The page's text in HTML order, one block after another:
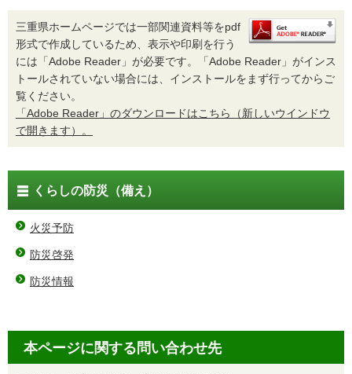
三重県ホームページでは一部関連資料等をpdf
形式で作成しているため、表示や印刷を行う
には「Adobe Reader」が必要です。「Adobe Reader」がインス
トールされていない場合には、インストールをまず行ってからご
覧ください。
「Adobe Reader」のダウンロードはこちら（新しいウインドウ
で開きます）。
くらしの防災（備え）
火災予防
防災啓発
防災情報
本ページに関する問い合わせ先